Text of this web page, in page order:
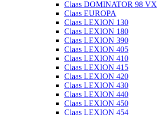
Claas DOMINATOR 98 VX
Claas EUROPA
Claas LEXION 130
Claas LEXION 180
Claas LEXION 390
Claas LEXION 405
Claas LEXION 410
Claas LEXION 415
Claas LEXION 420
Claas LEXION 430
Claas LEXION 440
Claas LEXION 450
Claas LEXION 454